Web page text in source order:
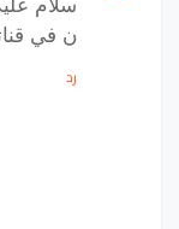
سلام
ن في قناتي
رد